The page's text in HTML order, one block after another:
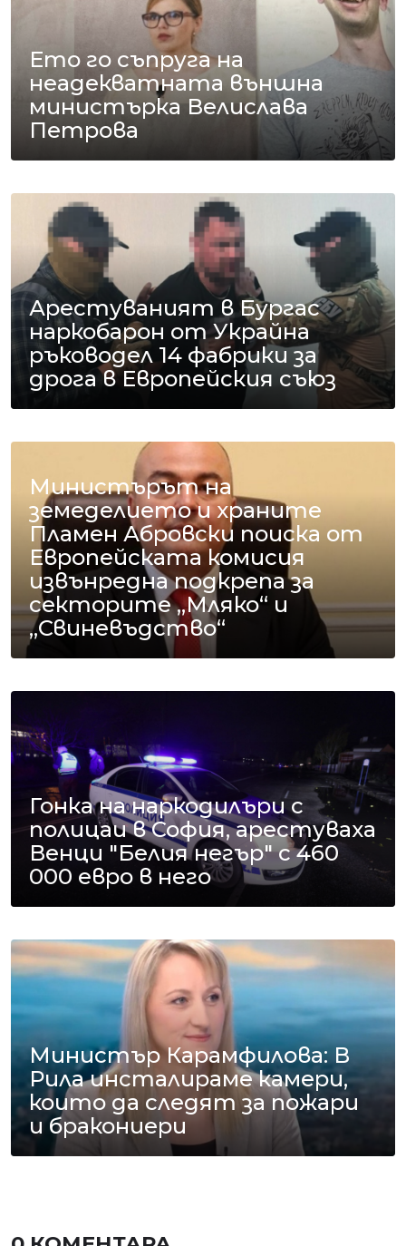
Ето го съпруга на
неадекватната външна
министърка Велислава
Петрова
Арестуваният в Бургас
наркобарон от Украйна
ръководел 14 фабрики за
дрога в Европейския съюз
Министърът на
земеделието и храните
Пламен Абровски поиска от
Европейската комисия
извънредна подкрепа за
секторите „Мляко“ и
„Свиневъдство“
Гонка на наркодилъри с
полицаи в София, арестуваха
Венци "Белия негър" с 460
000 евро в него
Министър Карамфилова: В
Рила инсталираме камери,
които да следят за пожари
и бракониери